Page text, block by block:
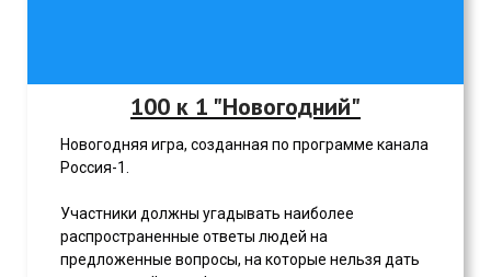
100 к 1 "Новогодний"
Новогодняя игра, созданная по программе канала
Россия-1.
Участники должны угадывать наиболее
распространенные ответы людей на
предложенные вопросы, на которые нельзя дать